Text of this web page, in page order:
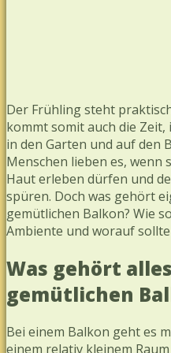
Der Frühling steht
kommt somit auch die
in den Garten und auf den
Menschen lieben es, wenn
Haut erleben dürfen und
spüren. Doch was gehört
gemütlichen Balkon? Wie
Ambiente und worauf
Was gehört
gemütlichen
Bei einem Balkon geht es
einem relativ kleinem